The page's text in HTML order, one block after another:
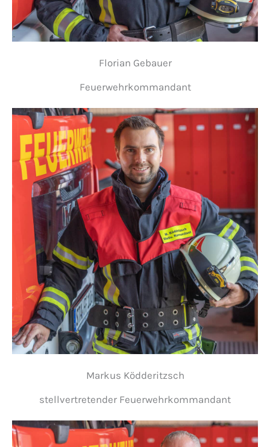
Florian Gebauer
Feuerwehrkommandant
Markus Ködderitzsch
stellvertretender Feuerwehrkommandant